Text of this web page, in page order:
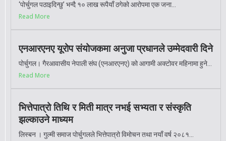
‘पोर्चुगल पठाइदिन्छु’ भन्दै १० लाख रूपैयाँ ठगेको आरोपमा एक जना...
Read More
एनआरएनए यूरोप संयोजकमा अनुजा प्रधानले उम्मेदवारी दिने
पोर्चुगल। गैरआवासीय नेपाली संघ (एनआरएनए) को आगामी अक्टोवर महिनामा हुने...
Read More
भित्तेपात्रो तिथि र मिती मात्र नभई सभ्यता र संस्कृति
झल्काउने माध्यम
लिस्बन । गुल्मी समाज पोर्चुगलले भित्तेपात्रो विमोचन तथा नयाँ वर्ष २०८१...